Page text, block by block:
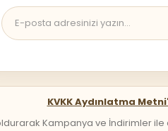
KVKK Aydınlatma
Kampanya ve İndirimler ile